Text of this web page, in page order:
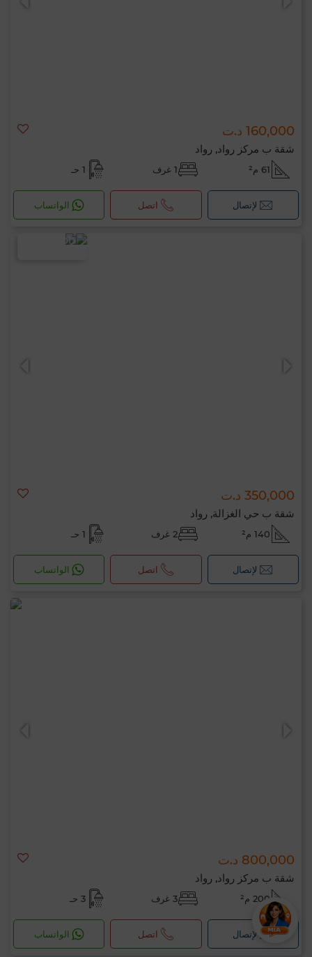
160,000 د.ت
شقة ب مركز رواد, رواد
61 م² 1 غرف 1 حـ
لإتصال اتصل الواتساب
350,000 د.ت
شقة ب حي الغزالة, رواد
140 م² 2 غرف 1 حـ
لإتصال اتصل الواتساب
800,000 د.ت
شقة ب مركز رواد, رواد
200 م² 3 غرف 3 حـ
لإتصال اتصل الواتساب